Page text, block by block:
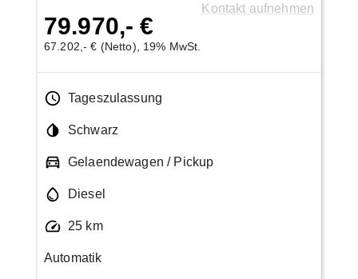
79.970,- €
67.202,- € (Netto), 19% MwSt.
Kontakt aufnehmen
Tageszulassung
Schwarz
Gelaendewagen / Pickup
Diesel
25 km
Automatik